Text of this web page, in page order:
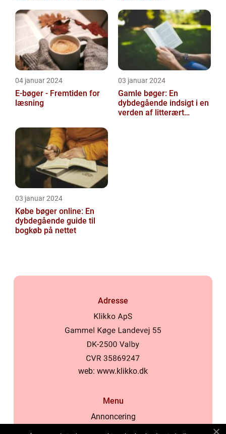
04 januar 2024
E-bøger - Fremtiden for
læsning
03 januar 2024
Gamle bøger: En
dybdegående indsigt i en
verden af litterært
03 januar 2024
Købe bøger online: En
dybdegående guide til
bogkøb på nettet
Adresse
web: www.klikko.dk
Menu
Annoncering